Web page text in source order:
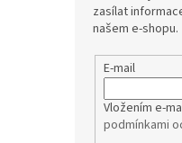
zasílat
našem e-shopu.
E-mail
Vložením e-
podmínkami